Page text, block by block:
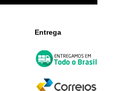
Entrega